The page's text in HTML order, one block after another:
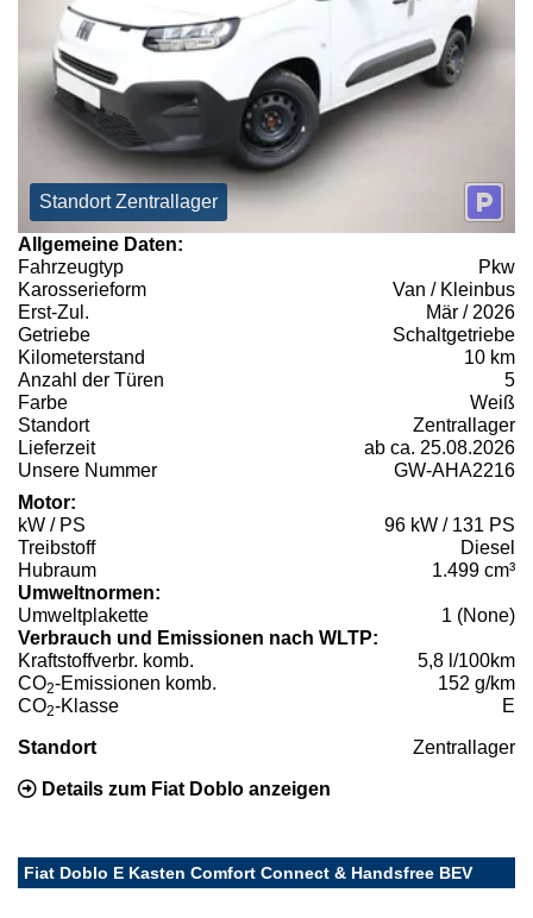
Standort Zentrallager
Allgemeine Daten:
Fahrzeugtyp
Pkw
Karosserieform
Van / Kleinbus
Erst-Zul.
Mär / 2026
Getriebe
Schaltgetriebe
Kilometerstand
10 km
Anzahl der Türen
5
Farbe
Weiß
Standort
Zentrallager
Lieferzeit
ab ca. 25.08.2026
Unsere Nummer
GW-AHA2216
Motor:
kW / PS
96 kW / 131 PS
Treibstoff
Diesel
Hubraum
1.499 cm³
Umweltnormen:
Umweltplakette
1 (None)
Verbrauch und Emissionen nach WLTP:
Kraftstoffverbr. komb.
5,8 l/100km
CO2-Emissionen komb.
152 g/km
CO2-Klasse E
Standort Zentrallager
Details zum Fiat Doblo anzeigen
Fiat Doblo E Kasten Comfort Connect & Handsfree BEV